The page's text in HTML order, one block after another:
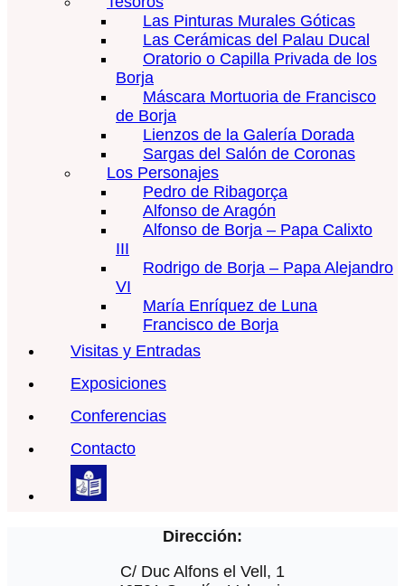
Las Pinturas Murales Góticas
Las Cerámicas del Palau Ducal
Oratorio o Capilla Privada de los
Borja
Máscara Mortuoria de Francisco
de Borja
Lienzos de la Galería Dorada
Sargas del Salón de Coronas
Los Personajes
Pedro de Ribagorça
Alfonso de Aragón
Alfonso de Borja – Papa Calixto
III
Rodrigo de Borja – Papa Alejandro
VI
María Enríquez de Luna
Francisco de Borja
Visitas y Entradas
Exposiciones
Conferencias
Contacto
Dirección:
C/ Duc Alfons el Vell, 1